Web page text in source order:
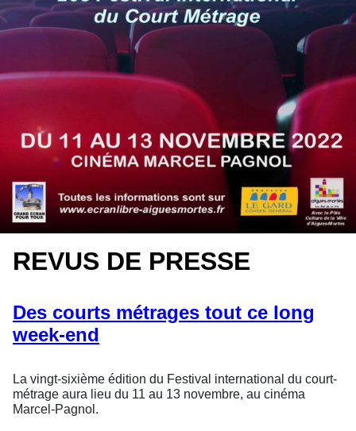
REVUS DE PRESSE
Des courts métrages tout ce long
week-end
La vingt-sixième édition du Festival international du court-
métrage aura lieu du 11 au 13 novembre, au cinéma
Marcel-Pagnol.